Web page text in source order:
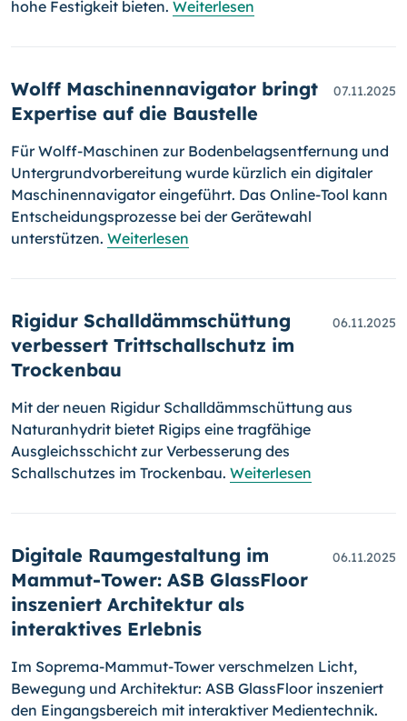
hohe Festigkeit bieten. Weiterlesen
Wolff Maschinennavigator bringt
Expertise auf die Baustelle
07.11.2025
Für Wolff-Maschinen zur Bodenbelagsentfernung und
Untergrundvorbereitung wurde kürzlich ein digitaler
Maschinennavigator eingeführt. Das Online-Tool kann
Entscheidungsprozesse bei der Gerätewahl
unterstützen. Weiterlesen
Rigidur Schalldämmschüttung
verbessert Trittschallschutz im
Trockenbau
06.11.2025
Mit der neuen Rigidur Schalldämmschüttung aus
Naturanhydrit bietet Rigips eine tragfähige
Ausgleichsschicht zur Verbesserung des
Schallschutzes im Trockenbau. Weiterlesen
Digitale Raumgestaltung im
Mammut-Tower: ASB GlassFloor
inszeniert Architektur als
interaktives Erlebnis
06.11.2025
Im Soprema-Mammut-Tower verschmelzen Licht,
Bewegung und Architektur: ASB GlassFloor inszeniert
den Eingangsbereich mit interaktiver Medientechnik.